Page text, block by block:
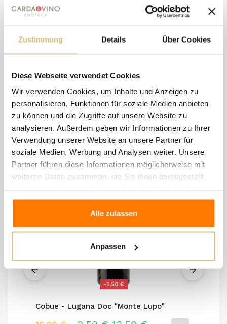
Zustimmung Details Über Cookies
Diese Webseite verwendet Cookies
Wir verwenden Cookies, um Inhalte und Anzeigen zu
personalisieren, Funktionen für soziale Medien anbieten
zu können und die Zugriffe auf unsere Website zu
analysieren. Außerdem geben wir Informationen zu Ihrer
Verwendung unserer Website an unsere Partner für
soziale Medien, Werbung und Analysen weiter. Unsere
Partner führen diese Informationen möglicherweise mit
weiteren Daten zusammen, die Sie ihnen bereitgestellt
gesammelt haben.
Alle zulassen
Anpassen
ALKOHOLGEHALT:
REIFUNG:Stahl
gleichen Kategorie:
-2,50 €
Cobue - Lugana Doc "Monte Lupo"